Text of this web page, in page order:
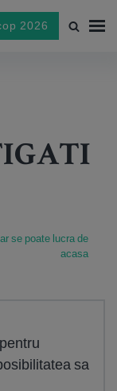
2026
se poate lucra de
acasa
sa